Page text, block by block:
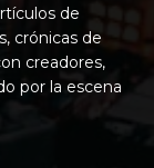
de
crónicas de
creadores,
por la escena